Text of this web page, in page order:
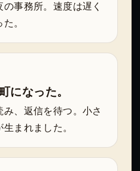
事務所。速度は遅く
。
になった。
、返信を待つ。小さ
まれました。